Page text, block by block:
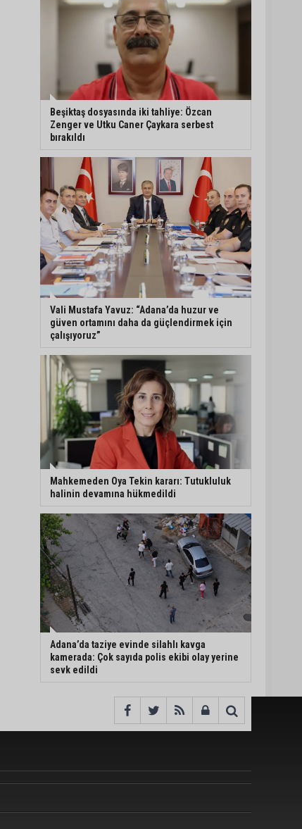
Mustafa Özkan: "Yüreğir
Belediye Başkan Vekilliği
seçimine ilişkin hukuki
süreç başlatıldı"
Beşiktaş dosyasında iki tahliye: Özcan
Zenger ve Utku Caner Çaykara serbest
bırakıldı
Vali Mustafa Yavuz: “Adana’da huzur ve
güven ortamını daha da güçlendirmek için
çalışıyoruz”
Mahkemeden Oya Tekin kararı: Tutukluluk
halinin devamına hükmedildi
Adana’da taziye evinde silahlı kavga
kamerada: Çok sayıda polis ekibi olay yerine
sevk edildi